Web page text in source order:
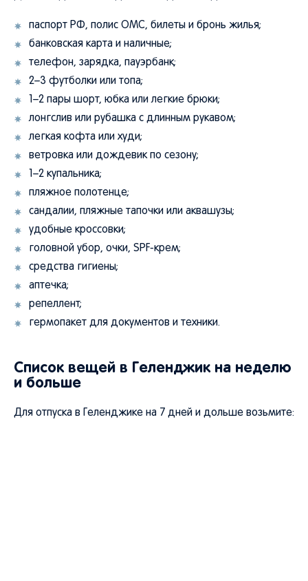
паспорт РФ, полис ОМС, билеты и бронь жилья;
банковская карта и наличные;
телефон, зарядка, пауэрбанк;
2–3 футболки или топа;
1–2 пары шорт, юбка или легкие брюки;
лонгслив или рубашка с длинным рукавом;
легкая кофта или худи;
ветровка или дождевик по сезону;
1–2 купальника;
пляжное полотенце;
сандалии, пляжные тапочки или аквашузы;
удобные кроссовки;
головной убор, очки, SPF-крем;
средства гигиены;
аптечка;
репеллент;
гермопакет для документов и техники.
Список вещей в Геленджик на неделю
и больше
Для отпуска в Геленджике на 7 дней и дольше возьмите: